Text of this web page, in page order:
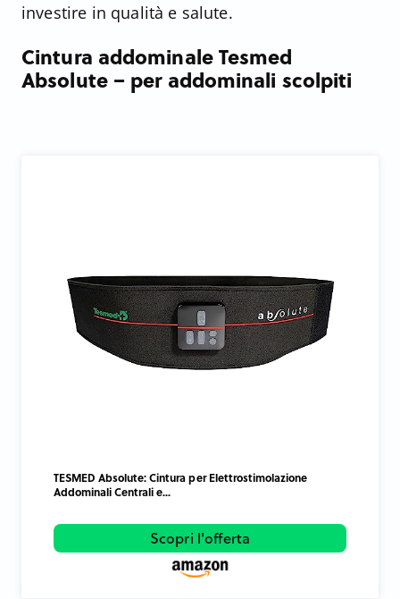
investire in qualità e salute.
Cintura addominale Tesmed
Absolute – per addominali scolpiti
TESMED Absolute: Cintura per Elettrostimolazione
Addominali Centrali e...
Scopri l'offerta